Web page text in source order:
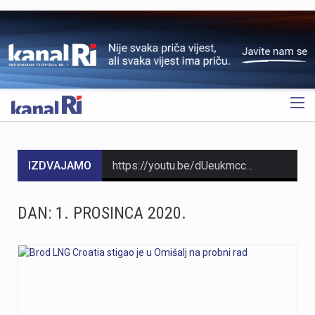
OGLAS
IZDVAJAMO
DAN: 1. PROSINCA 2020.